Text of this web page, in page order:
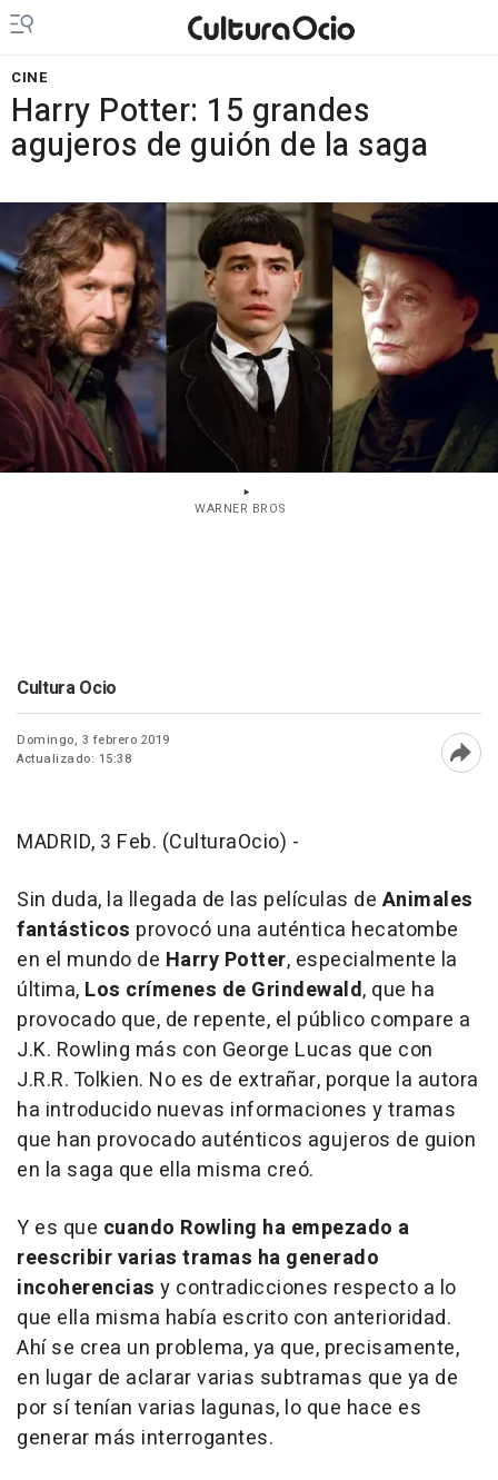
CINE
Harry Potter: 15 grandes
agujeros de guión de la saga
WARNER BROS
Cultura Ocio
Domingo, 3 febrero 2019
Actualizado: 15:38
MADRID, 3 Feb. (CulturaOcio) -
Sin duda, la llegada de las películas de Animales
fantásticos provocó una auténtica hecatombe
en el mundo de Harry Potter, especialmente la
última, Los crímenes de Grindewald, que ha
provocado que, de repente, el público compare a
J.K. Rowling más con George Lucas que con
J.R.R. Tolkien. No es de extrañar, porque la autora
ha introducido nuevas informaciones y tramas
que han provocado auténticos agujeros de guion
en la saga que ella misma creó.
Y es que cuando Rowling ha empezado a
reescribir varias tramas ha generado
incoherencias y contradicciones respecto a lo
que ella misma había escrito con anterioridad.
Ahí se crea un problema, ya que, precisamente,
en lugar de aclarar varias subtramas que ya de
por sí tenían varias lagunas, lo que hace es
generar más interrogantes.